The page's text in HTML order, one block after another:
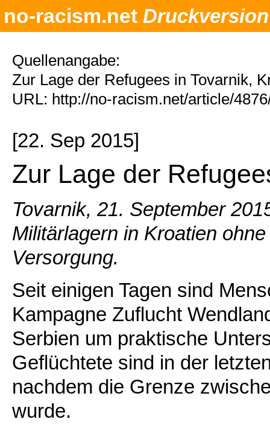
no-racism.net Druckversion
Quellenangabe:
Zur Lage der Refugees in Tovarnik,
URL: http://no-racism.net/article/
[22. Sep 2015]
Zur Lage der
Tovarnik, 21. September
Militärlagern in Kroatien
Versorgung.
Seit einigen Tagen sind
Kampagne Zuflucht
Serbien um praktische
Geflüchtete sind in der
nachdem die Grenze
wurde.